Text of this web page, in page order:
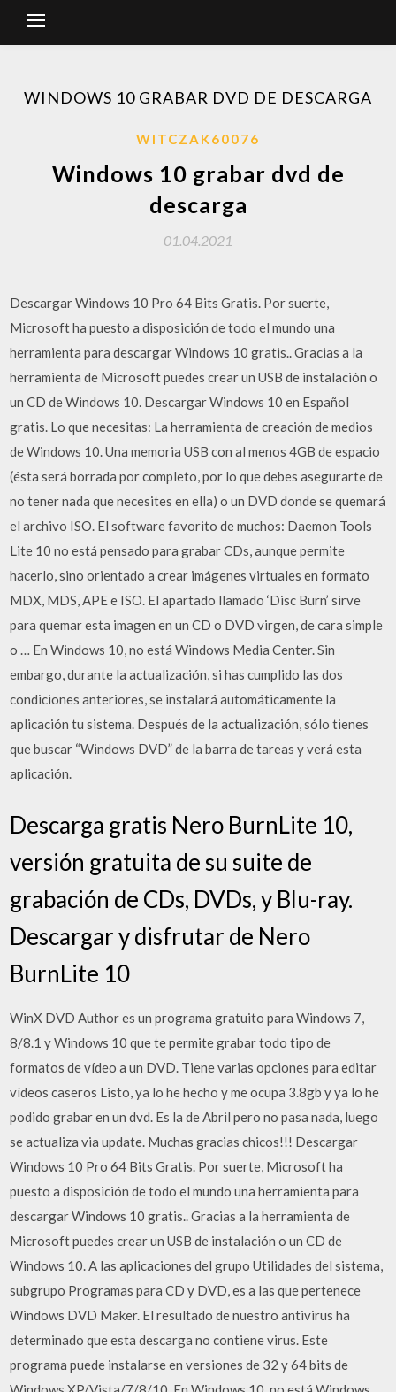
WINDOWS 10 GRABAR DVD DE DESCARGA
WITCZAK60076
Windows 10 grabar dvd de
descarga
01.04.2021
Descargar Windows 10 Pro 64 Bits Gratis. Por suerte,
Microsoft ha puesto a disposición de todo el mundo una
herramienta para descargar Windows 10 gratis.. Gracias a la
herramienta de Microsoft puedes crear un USB de instalación o
un CD de Windows 10. Descargar Windows 10 en Español
gratis. Lo que necesitas: La herramienta de creación de medios
de Windows 10. Una memoria USB con al menos 4GB de espacio
(ésta será borrada por completo, por lo que debes asegurarte de
no tener nada que necesites en ella) o un DVD donde se quemará
el archivo ISO. El software favorito de muchos: Daemon Tools
Lite 10 no está pensado para grabar CDs, aunque permite
hacerlo, sino orientado a crear imágenes virtuales en formato
MDX, MDS, APE e ISO. El apartado llamado ‘Disc Burn’ sirve
para quemar esta imagen en un CD o DVD virgen, de cara simple
o … En Windows 10, no está Windows Media Center. Sin
embargo, durante la actualización, si has cumplido las dos
condiciones anteriores, se instalará automáticamente la
aplicación tu sistema. Después de la actualización, sólo tienes
que buscar “Windows DVD” de la barra de tareas y verá esta
aplicación.
Descarga gratis Nero BurnLite 10,
versión gratuita de su suite de
grabación de CDs, DVDs, y Blu-ray.
Descargar y disfrutar de Nero
BurnLite 10
WinX DVD Author es un programa gratuito para Windows 7,
8/8.1 y Windows 10 que te permite grabar todo tipo de
formatos de vídeo a un DVD. Tiene varias opciones para editar
vídeos caseros Listo, ya lo he hecho y me ocupa 3.8gb y ya lo he
podido grabar en un dvd. Es la de Abril pero no pasa nada, luego
se actualiza via update. Muchas gracias chicos!!! Descargar
Windows 10 Pro 64 Bits Gratis. Por suerte, Microsoft ha
puesto a disposición de todo el mundo una herramienta para
descargar Windows 10 gratis.. Gracias a la herramienta de
Microsoft puedes crear un USB de instalación o un CD de
Windows 10. A las aplicaciones del grupo Utilidades del sistema,
subgrupo Programas para CD y DVD, es a las que pertenece
Windows DVD Maker. El resultado de nuestro antivirus ha
determinado que esta descarga no contiene virus. Este
programa puede instalarse en versiones de 32 y 64 bits de